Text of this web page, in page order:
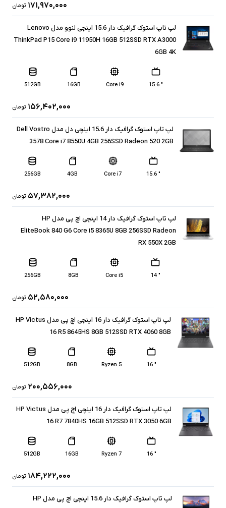
۱۷۱,۹۷۰,۰۰۰ تومان
لپ تاپ استوک گرافیک دار 15.6 اینچی لنوو مدل Lenovo
ThinkPad P15 Core i9 11950H 16GB 512SSD RTX A3000
6GB 4K
" 15.6
Core i9
16GB
512GB
۱۵۶,۴۰۲,۰۰۰ تومان
لپ تاپ استوک گرافیک دار 15.6 اینچی دل مدل Dell Vostro
3578 Core i7 8550U 4GB 256SSD Radeon 520 2GB
" 15.6
Core i7
4GB
256GB
۵۷,۳۸۲,۰۰۰ تومان
لپ تاپ استوک گرافیک دار 14 اینچی اچ پی مدل HP
EliteBook 840 G6 Core i5 8365U 8GB 256SSD Radeon
RX 550X 2GB
" 14
Core i5
8GB
256GB
۵۲,۵۸۰,۰۰۰ تومان
لپ تاپ استوک گرافیک دار 16 اینچی اچ پی مدل HP Victus
16 R5 8645HS 8GB 512SSD RTX 4060 8GB
" 16
5 Ryzen
8GB
512GB
۲۰۰,۵۵۶,۰۰۰ تومان
لپ تاپ استوک گرافیک دار 16 اینچی اچ پی مدل HP Victus
16 R7 7840HS 16GB 512SSD RTX 3050 6GB
" 16
Ryzen 7
16GB
512GB
۱۸۴,۲۲۲,۰۰۰ تومان
لپ تاپ استوک گرافیک دار 15.6 اینچی اچ پی مدل HP